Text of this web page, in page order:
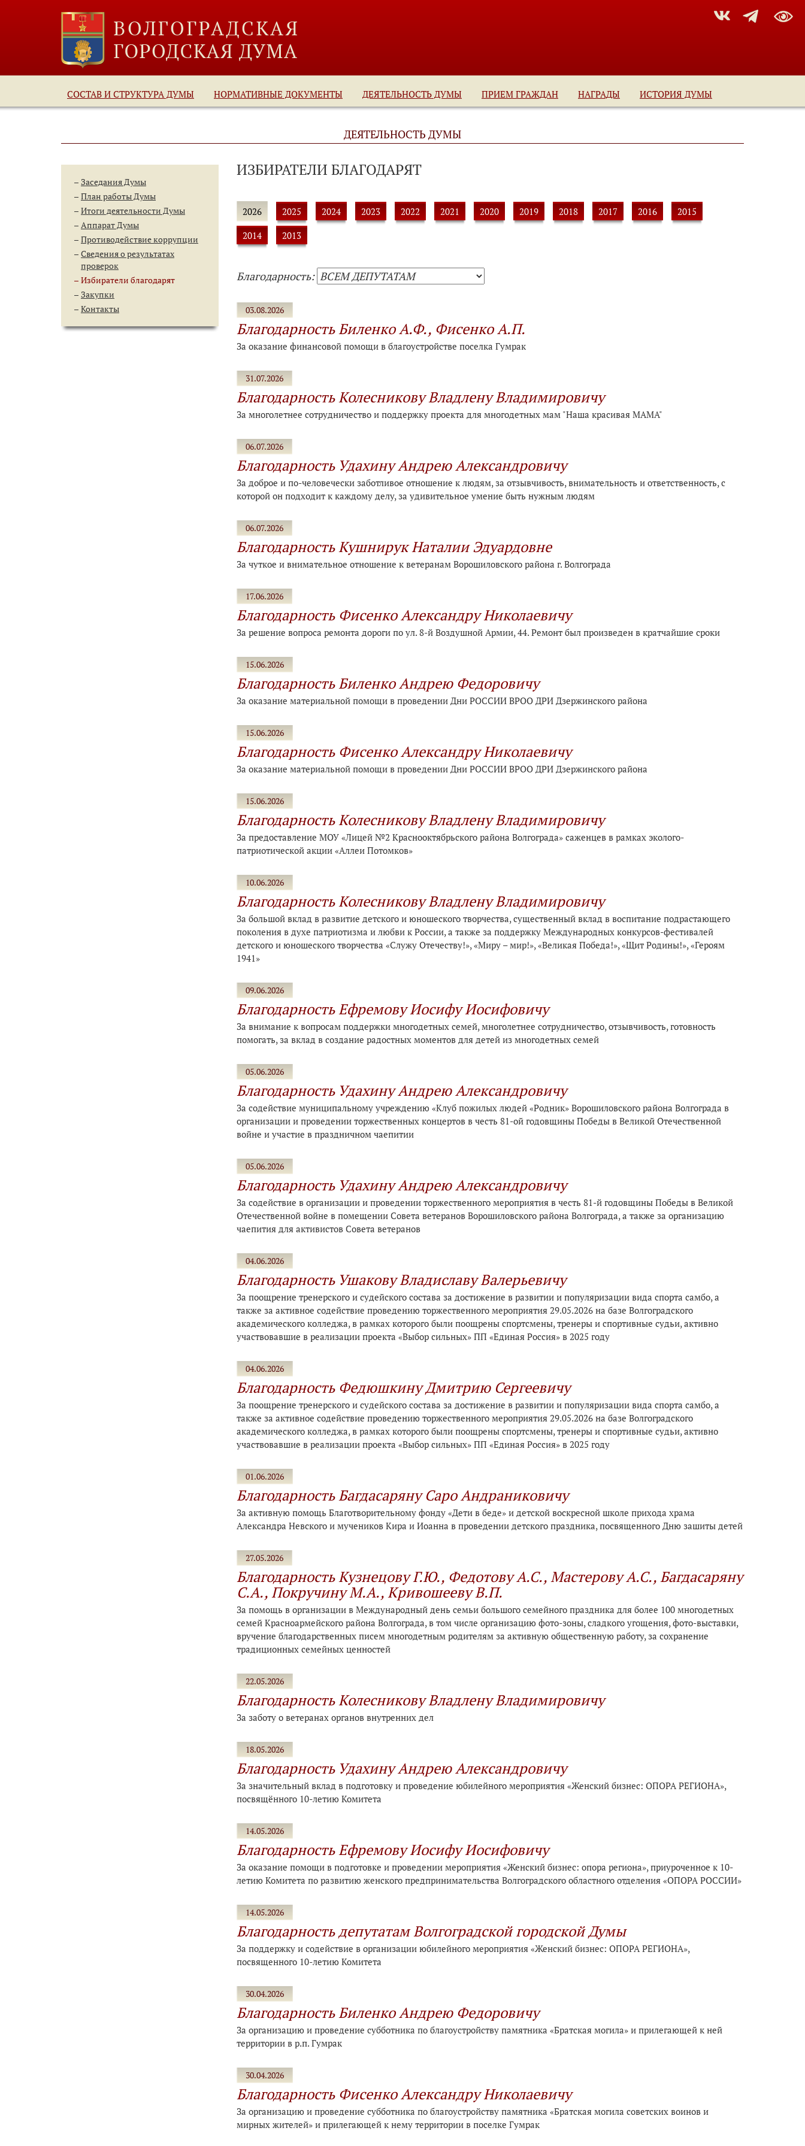
СОСТАВ И СТРУКТУРА ДУМЫ НОРМАТИВНЫЕ ДОКУМЕНТЫ ДЕЯТЕЛЬНОСТЬ ДУМЫ ПРИЕМ ГРАЖДАН НАГРАДЫ ИСТОРИЯ ДУМЫ
ДЕЯТЕЛЬНОСТЬ ДУМЫ
Заседания Думы
План работы Думы
Итоги деятельности Думы
Аппарат Думы
Противодействие коррупции
Сведения о результатах
проверок
Избиратели благодарят
Закупки
Контакты
ИЗБИРАТЕЛИ БЛАГОДАРЯТ
2026 2025 2024 2023 2022 2021 2020 2019 2018 2017 2016
2015
2014
2013
Благодарность:
03.08.2026
Благодарность Биленко А.Ф., Фисенко А.П.
За оказание финансовой помощи в благоустройстве поселка Гумрак
31.07.2026
Благодарность Колесникову Владлену Владимировичу
За многолетнее сотрудничество и поддержку проекта для многодетных мам "Наша красивая МАМА"
06.07.2026
Благодарность Удахину Андрею Александровичу
За доброе и по-человечески заботливое отношение к людям, за отзывчивость, внимательность и ответственность, с
которой он подходит к каждому делу, за удивительное умение быть нужным людям
06.07.2026
Благодарность Кушнирук Наталии Эдуардовне
За чуткое и внимательное отношение к ветеранам Ворошиловского района г. Волгограда
17.06.2026
Благодарность Фисенко Александру Николаевичу
За решение вопроса ремонта дороги по ул. 8-й Воздушной Армии, 44. Ремонт был произведен в кратчайшие сроки
15.06.2026
Благодарность Биленко Андрею Федоровичу
За оказание материальной помощи в проведении Дни РОССИИ ВРОО ДРИ Дзержинского района
15.06.2026
Благодарность Фисенко Александру Николаевичу
За оказание материальной помощи в проведении Дни РОССИИ ВРОО ДРИ Дзержинского района
15.06.2026
Благодарность Колесникову Владлену Владимировичу
За предоставление МОУ «Лицей №2 Краснооктябрьского района Волгограда» саженцев в рамках эколого-
патриотической акции «Аллеи Потомков»
10.06.2026
Благодарность Колесникову Владлену Владимировичу
За большой вклад в развитие детского и юношеского творчества, существенный вклад в воспитание подрастающего
поколения в духе патриотизма и любви к России, а также за поддержку Международных конкурсов-фестивалей
детского и юношеского творчества «Служу Отечеству!», «Миру – мир!», «Великая Победа!», «Щит Родины!», «Героям
1941»
09.06.2026
Благодарность Ефремову Иосифу Иосифовичу
За внимание к вопросам поддержки многодетных семей, многолетнее сотрудничество, отзывчивость, готовность
помогать, за вклад в создание радостных моментов для детей из многодетных семей
05.06.2026
Благодарность Удахину Андрею Александровичу
За содействие муниципальному учреждению «Клуб пожилых людей «Родник» Ворошиловского района Волгограда в
организации и проведении торжественных концертов в честь 81-ой годовщины Победы в Великой Отечественной
войне и участие в праздничном чаепитии
05.06.2026
Благодарность Удахину Андрею Александровичу
За содействие в организации и проведении торжественного мероприятия в честь 81-й годовщины Победы в Великой
Отечественной войне в помещении Совета ветеранов Ворошиловского района Волгограда, а также за организацию
чаепития для активистов Совета ветеранов
04.06.2026
Благодарность Ушакову Владиславу Валерьевичу
За поощрение тренерского и судейского состава за достижение в развитии и популяризации вида спорта самбо, а
также за активное содействие проведению торжественного мероприятия 29.05.2026 на базе Волгоградского
академического колледжа, в рамках которого были поощрены спортсмены, тренеры и спортивные судьи, активно
участвовавшие в реализации проекта «Выбор сильных» ПП «Единая Россия» в 2025 году
04.06.2026
Благодарность Федюшкину Дмитрию Сергеевичу
За поощрение тренерского и судейского состава за достижение в развитии и популяризации вида спорта самбо, а
также за активное содействие проведению торжественного мероприятия 29.05.2026 на базе Волгоградского
академического колледжа, в рамках которого были поощрены спортсмены, тренеры и спортивные судьи, активно
участвовавшие в реализации проекта «Выбор сильных» ПП «Единая Россия» в 2025 году
01.06.2026
Благодарность Багдасаряну Саро Андраниковичу
За активную помощь Благотворительному фонду «Дети в беде» и детской воскресной школе прихода храма
Александра Невского и мучеников Кира и Иоанна в проведении детского праздника, посвященного Дню зашиты детей
27.05.2026
Благодарность Кузнецову Г.Ю., Федотову А.С., Мастерову А.С., Багдасаряну
С.А., Покручину М.А., Кривошееву В.П.
За помощь в организации в Международный день семьи большого семейного праздника для более 100 многодетных
семей Красноармейского района Волгограда, в том числе организацию фото-зоны, сладкого угощения, фото-выставки,
вручение благодарственных писем многодетным родителям за активную общественную работу, за сохранение
традиционных семейных ценностей
22.05.2026
Благодарность Колесникову Владлену Владимировичу
За заботу о ветеранах органов внутренних дел
18.05.2026
Благодарность Удахину Андрею Александровичу
За значительный вклад в подготовку и проведение юбилейного мероприятия «Женский бизнес: ОПОРА РЕГИОНА»,
посвящённого 10-летию Комитета
14.05.2026
Благодарность Ефремову Иосифу Иосифовичу
За оказание помощи в подготовке и проведении мероприятия «Женский бизнес: опора региона», приуроченное к 10-
летию Комитета по развитию женского предпринимательства Волгоградского областного отделения «ОПОРА РОССИИ»
14.05.2026
Благодарность депутатам Волгоградской городской Думы
За поддержку и содействие в организации юбилейного мероприятия «Женский бизнес: ОПОРА РЕГИОНА»,
посвященного 10-летию Комитета
30.04.2026
Благодарность Биленко Андрею Федоровичу
За организацию и проведение субботника по благоустройству памятника «Братская могила» и прилегающей к ней
территории в р.п. Гумрак
30.04.2026
Благодарность Фисенко Александру Николаевичу
За организацию и проведение субботника по благоустройству памятника «Братская могила советских воинов и
мирных жителей» и прилегающей к нему территории в поселке Гумрак